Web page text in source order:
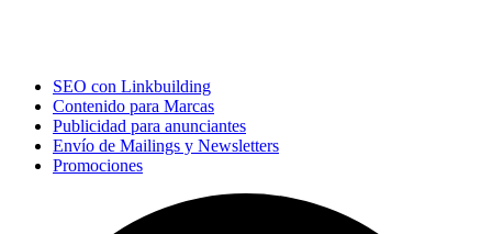
SEO con Linkbuilding
Contenido para Marcas
Publicidad para anunciantes
Envío de Mailings y Newsletters
Promociones